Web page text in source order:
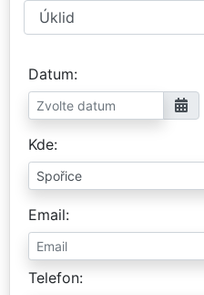
Datum
Kde
Email
Telefon